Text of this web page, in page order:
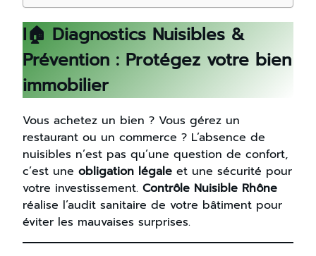
I🏠 Diagnostics Nuisibles &
Prévention : Protégez votre bien
immobilier
Vous achetez un bien ? Vous gérez un
restaurant ou un commerce ? L’absence de
nuisibles n’est pas qu’une question de confort,
c’est une obligation légale et une sécurité pour
votre investissement. Contrôle Nuisible Rhône
réalise l’audit sanitaire de votre bâtiment pour
éviter les mauvaises surprises.